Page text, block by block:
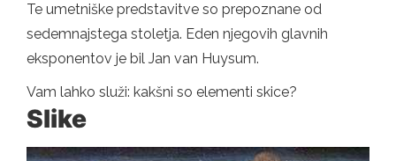
Te umetniške predstavitve so prepoznane od
sedemnajstega stoletja. Eden njegovih glavnih
eksponentov je bil Jan van Huysum.
Vam lahko služi: kakšni so elementi skice?
Slike